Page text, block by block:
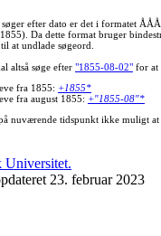
efter dato er det i formatet
Da dette format bruger
at undlade søgeord.
altså søge efter "1855-08-02"for at
fra 1855: +1855*
fra august 1855: +"1855-08"*
nuværende tidspunkt ikke muligt at
23. februar 2023